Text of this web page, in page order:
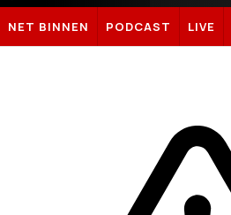
Sportnieuws.nl
NET BINNEN PODCAST LIVE